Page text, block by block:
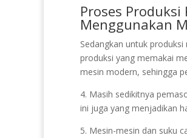
Proses
Menggunakan
Sedangkan untuk
produksi yang memakai
mesin modern, sehingga
4. Masih sedikitnya
ini juga yang menjadikan
5. Mesin-mesin dan suku